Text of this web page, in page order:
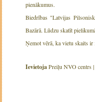
pienākumus.
Biedrības "Latvijas
Bazārā. Lūdzu skatīt
Ņemot vērā, ka vietu skaits
IevietojaPreiļu NVO centrs |